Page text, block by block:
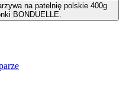
na patelnię polskie 400g
BONDUELLE.